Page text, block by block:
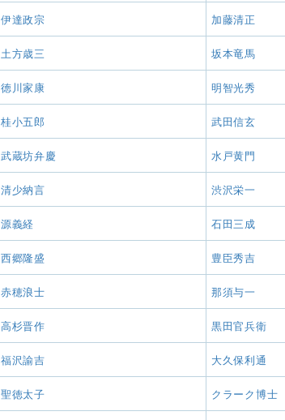
伊達政宗 加藤清正
土方歳三 坂本竜馬
徳川家康 明智光秀
桂小五郎 武田信玄
武蔵坊弁慶 水戸黄門
清少納言 渋沢栄一
源義経 石田三成
西郷隆盛 豊臣秀吉
赤穂浪士 那須与一
高杉晋作 黒田官兵衛
福沢諭吉 大久保利通
聖徳太子 クラーク博士